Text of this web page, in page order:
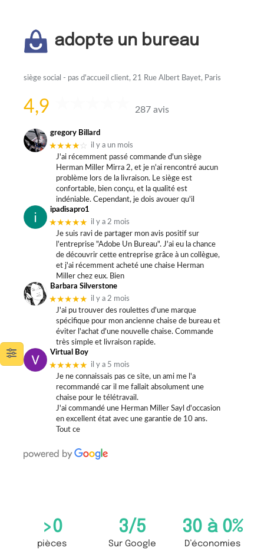
adopte un bureau
siège social - pas d'accueil client, 21 Rue Albert Bayet, Paris
4,9 287 avis
gregory Billard
★★★★☆
il y a un mois
J'ai récemment passé commande d'un siège
Herman Miller Mirra 2, et je n'ai rencontré aucun
problème lors de la livraison. Le siège est
confortable, bien conçu, et la qualité est
indéniable. Cependant, je dois avouer qu'il
ipadisapro1
★★★★★
il y a 2 mois
Je suis ravi de partager mon avis positif sur
l'entreprise "Adobe Un Bureau". J'ai eu la chance
de découvrir cette entreprise grâce à un collègue,
et j'ai récemment acheté une chaise Herman
Miller chez eux. Bien
Barbara Silverstone
★★★★★
il y a 2 mois
J'ai pu trouver des roulettes d'une marque
spécifique pour mon ancienne chaise de bureau et
éviter l'achat d'une nouvelle chaise. Commande
très simple et livraison rapide.
Virtual Boy
★★★★★
il y a 5 mois
Je ne connaissais pas ce site, un ami me l'a
recommandé car il me fallait absolument une
chaise pour le télétravail.
J'ai commandé une Herman Miller Sayl d'occasion
en excellent état avec une garantie de 10 ans.
Tout ce
pièces
>0
Sur Google
3/5
D’économies
30 à 0%